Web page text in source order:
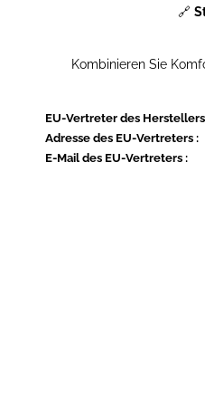
🔗
Kombinieren Sie
EU-Vertreter des Herstellers
Adresse des EU-Vertreters :
E-Mail des EU-Vertreters :